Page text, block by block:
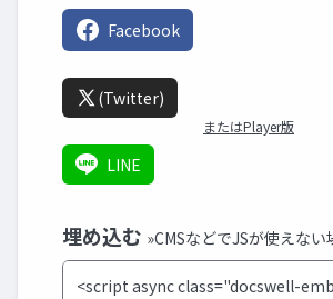
Facebook
(Twitter)
またはPlayer版
LINE
埋め込む »CMSなどでJSが使えない